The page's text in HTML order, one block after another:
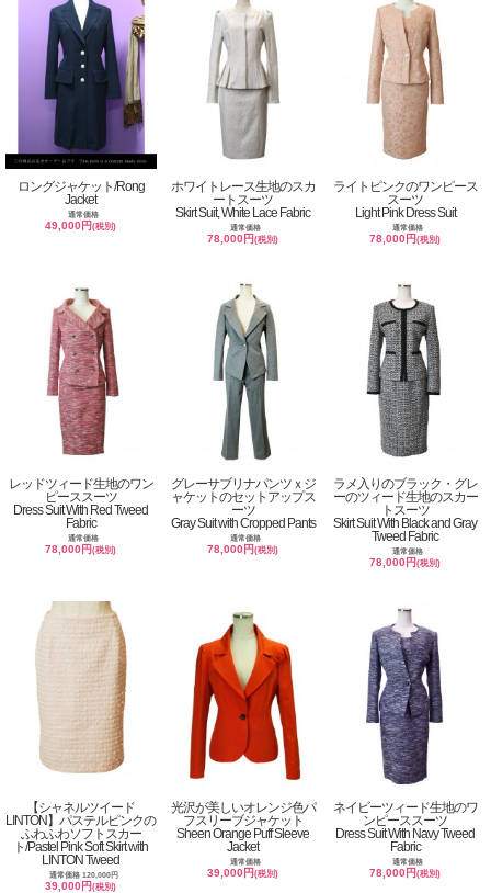
ロングジャケット/Rong
Jacket
通常価格
49,000円(税別)
ホワイトレース生地のスカ
ートスーツ
Skirt Suit, White Lace Fabric
通常価格
78,000円(税別)
ライトピンクのワンピース
スーツ
Light Pink Dress Suit
通常価格
78,000円(税別)
レッドツィード生地のワン
ピーススーツ
Dress Suit With Red Tweed
Fabric
通常価格
78,000円(税別)
グレーサブリナパンツｘジ
ャケットのセットアップス
ーツ
Gray Suit with Cropped Pants
通常価格
78,000円(税別)
ラメ入りのブラック・グレ
ーのツィード生地のスカー
トスーツ
Skirt Suit With Black and Gray
Tweed Fabric
通常価格
78,000円(税別)
【シャネルツイード
LINTON】パステルピンクの
ふわふわソフトスカー
ト/Pastel Pink Soft Skirt with
LINTON Tweed
通常価格 120,000円
39,000円(税別)
光沢が美しいオレンジ色パ
フスリーブジャケット
Sheen Orange Puff Sleeve
Jacket
通常価格
39,000円(税別)
ネイビーツィード生地のワ
ンピーススーツ
Dress Suit With Navy Tweed
Fabric
通常価格
78,000円(税別)